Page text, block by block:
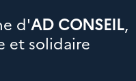
d'AD CONSEIL,
et solidaire